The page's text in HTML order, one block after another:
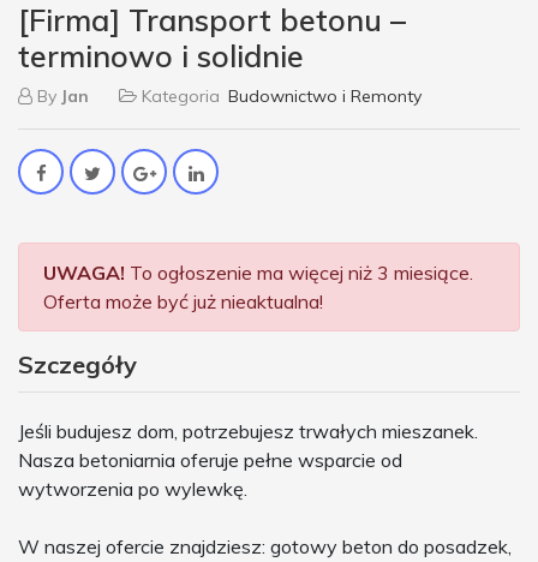
[Firma] Transport betonu –
terminowo i solidnie
By Jan Kategoria Budownictwo i Remonty
UWAGA! To ogłoszenie ma więcej niż 3 miesiące.
Oferta może być już nieaktualna!
Szczegóły
Jeśli budujesz dom, potrzebujesz trwałych mieszanek.
Nasza betoniarnia oferuje pełne wsparcie od
wytworzenia po wylewkę.
W naszej ofercie znajdziesz: gotowy beton do posadzek,